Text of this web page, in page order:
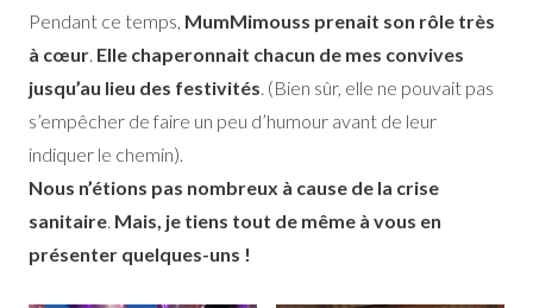
Pendant ce temps, MumMimouss prenait son rôle très
à cœur Elle chaperonnait chacun de mes convives
jusqu’au lieu des festivités . (Bien sûr, elle ne pouvait pas
s’empêcher de faire un peu d’humour avant de leur
indiquer le chemin).
Nous n’étions pas nombreux à cause de la crise
sanitaire Mais, je tiens tout de même à vous en
présenter quelques-uns !